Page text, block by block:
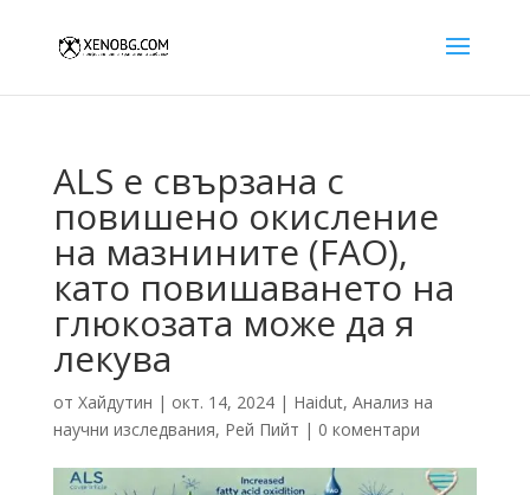
ALS е свързана с
повишено окисление
на мазнините (FAO),
като повишаването на
глюкозата може да я
лекува
от Хайдутин | окт. 14, 2024| Haidut, Анализ на
научни изследвания, Рей Пийт | 0 коментари